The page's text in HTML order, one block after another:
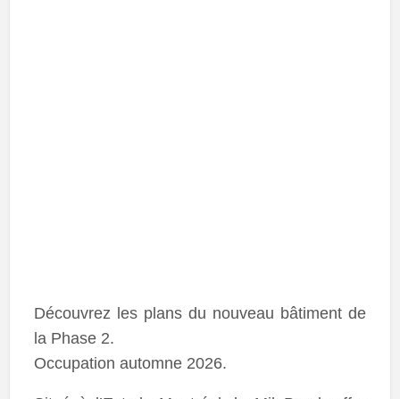
Découvrez les plans du nouveau bâtiment de
la Phase 2.
Occupation automne 2026.